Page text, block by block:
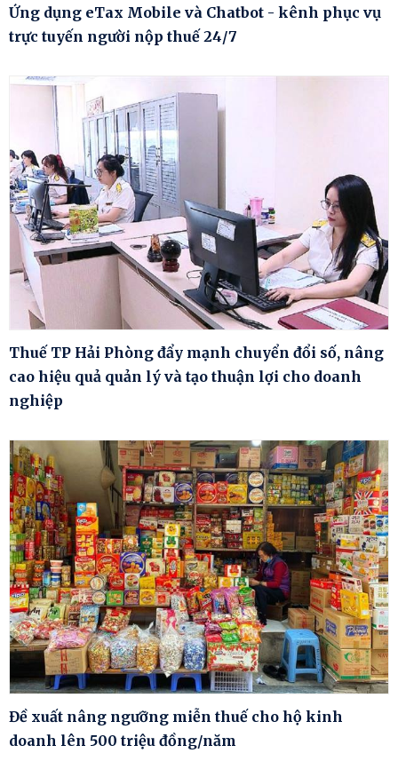
Ứng dụng eTax Mobile và Chatbot - kênh phục vụ
trực tuyến người nộp thuế 24/7
Thuế TP Hải Phòng đẩy mạnh chuyển đổi số, nâng
cao hiệu quả quản lý và tạo thuận lợi cho doanh
nghiệp
Đề xuất nâng ngưỡng miễn thuế cho hộ kinh
doanh lên 500 triệu đồng/năm